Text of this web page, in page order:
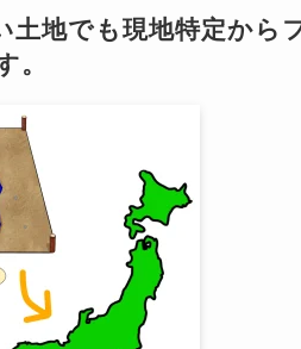
地でも現地特定から
。